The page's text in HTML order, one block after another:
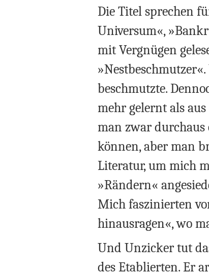
Die Titel sprechen
Universum«,
mit Vergnügen
beschmutzte.
mehr gelernt als
man zwar durchaus
können, aber man
Literatur, um mich
»Rändern«
Mich faszinierten
hinausragen«, wo
Und Unzicker tut
des Etablierten. Er